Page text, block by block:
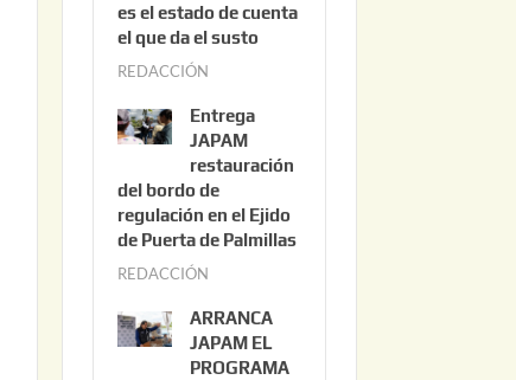
es el estado de cuenta
el que da el susto
REDACCIÓN
o
s
t
o
3
2
0
2
Entrega
JAPAM
restauración
del bordo de
regulación en el Ejido
de Puerta de Palmillas
REDACCIÓN
l
i
ARRANCA
JAPAM EL
PROGRAMA